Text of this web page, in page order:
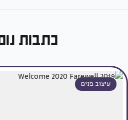
כתבות
עיצוב פנים